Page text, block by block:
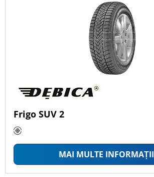
Frigo SUV 2
MAI MULTE INFORMAȚII